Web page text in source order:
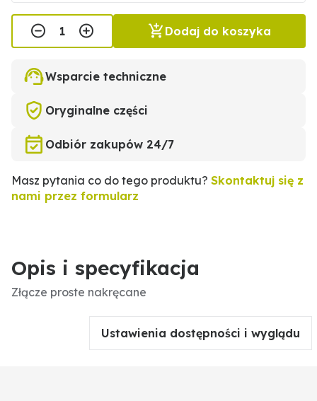
Dodaj do koszyka
Wsparcie techniczne
Oryginalne części
Odbiór zakupów 24/7
Masz pytania co do tego produktu? Skontaktuj się z
nami przez formularz
Opis i specyfikacja
Złącze proste nakręcane
Ustawienia dostępności i wyglądu